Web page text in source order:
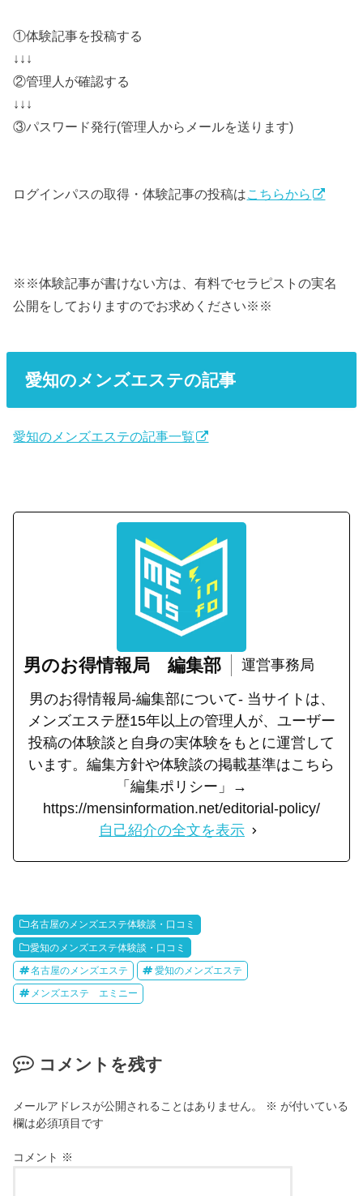
①体験記事を投稿する
↓↓↓
②管理人が確認する
↓↓↓
③パスワード発行(管理人からメールを送ります)
ログインパスの取得・体験記事の投稿は こちらから
※※体験記事が書けない方は、有料でセラピストの実名
公開をしておりますのでお求めください※※
愛知のメンズエステの記事
愛知のメンズエステの記事一覧
男のお得情報局 編集部 運営事務局
男のお得情報局-編集部について- 当サイトは、
メンズエステ歴15年以上の管理人が、ユーザー
投稿の体験談と自身の実体験をもとに運営して
います。編集方針や体験談の掲載基準はこちら
「編集ポリシー」→
https://mensinformation.net/editorial-policy/
自己紹介の全文を表示
名古屋のメンズエステ体験談・口コミ
愛知のメンズエステ体験談・口コミ
名古屋のメンズエステ 愛知のメンズエステ
メンズエステ エミニー
コメントを残す
メールアドレスが公開されることはありません。 ※ が付いている
欄は必須項目です
コメント ※